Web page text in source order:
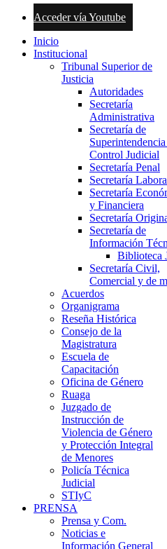
Acceder vía Youtube
Inicio
Institucional
Tribunal Superior de
Justicia
Autoridades
Secretaría
Administrativa
Secretaría de
Control Judicial
Secretaría Penal
Secretaría
Secretaría
y Financiera
Secretaría
Secretaría de
Información
Biblioteca
Secretaría Civil,
Comercial y de
Acuerdos
Organigrama
Reseña Histórica
Consejo de la
Magistratura
Escuela de
Capacitación
Oficina de Género
Ruaga
Juzgado de
Instrucción de
Violencia de Género
y Protección Integral
de Menores
Policía Técnica
Judicial
STIyC
PRENSA
Prensa y Com.
Noticias e
Información General